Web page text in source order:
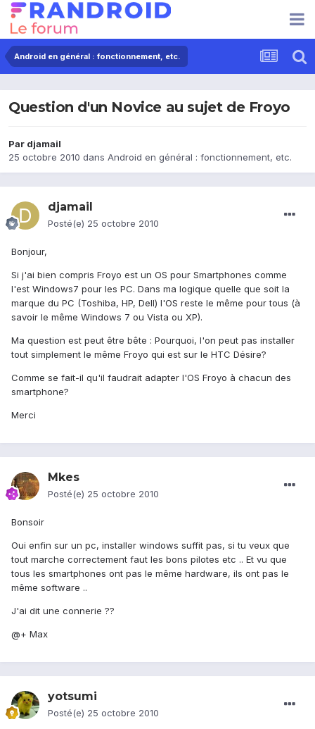
Android en général : fonctionnement, etc.
Question d'un Novice au sujet de Froyo
Par djamail
25 octobre 2010 dans Android en général : fonctionnement, etc.
djamail
Posté(e) 25 octobre 2010
Bonjour,
Si j'ai bien compris Froyo est un OS pour Smartphones comme
l'est Windows7 pour les PC. Dans ma logique quelle que soit la
marque du PC (Toshiba, HP, Dell) l'OS reste le même pour tous (à
savoir le même Windows 7 ou Vista ou XP).
Ma question est peut être bête : Pourquoi, l'on peut pas installer
tout simplement le même Froyo qui est sur le HTC Désire?
Comme se fait-il qu'il faudrait adapter l'OS Froyo à chacun des
smartphone?
Merci
Mkes
Posté(e) 25 octobre 2010
Bonsoir
Oui enfin sur un pc, installer windows suffit pas, si tu veux que
tout marche correctement faut les bons pilotes etc .. Et vu que
tous les smartphones ont pas le même hardware, ils ont pas le
même software ..
J'ai dit une connerie ??
@+ Max
yotsumi
Posté(e) 25 octobre 2010